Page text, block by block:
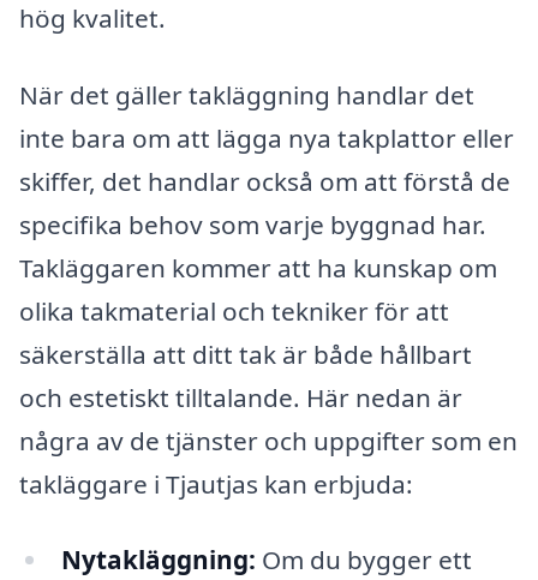
hög kvalitet.
När det gäller takläggning handlar det
inte bara om att lägga nya takplattor eller
skiffer, det handlar också om att förstå de
specifika behov som varje byggnad har.
Takläggaren kommer att ha kunskap om
olika takmaterial och tekniker för att
säkerställa att ditt tak är både hållbart
och estetiskt tilltalande. Här nedan är
några av de tjänster och uppgifter som en
takläggare i Tjautjas kan erbjuda:
Nytakläggning: Om du bygger ett